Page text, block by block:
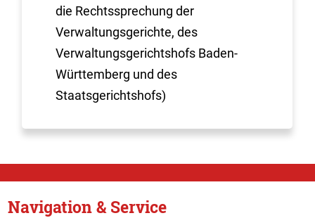
die Rechtssprechung der
Verwaltungsgerichte, des
Verwaltungsgerichtshofs Baden-
Württemberg und des
Staatsgerichtshofs)
Navigation & Service